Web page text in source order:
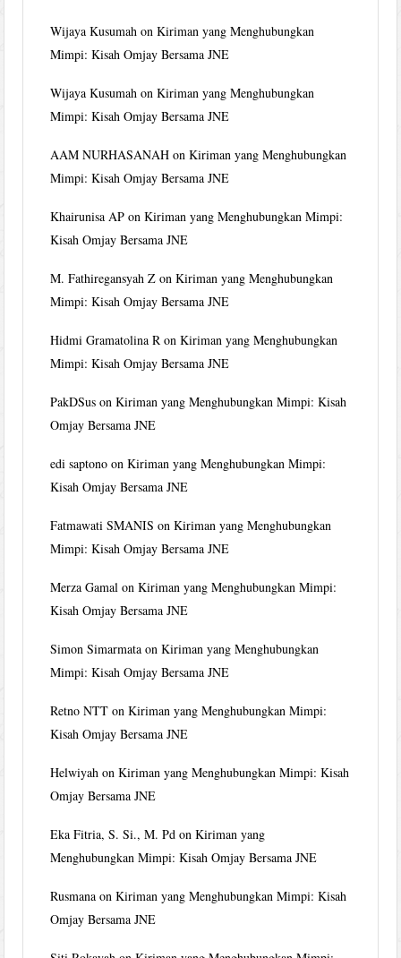
Wijaya Kusumah onKiriman yang Menghubungkan
Mimpi: Kisah Omjay Bersama JNE
Wijaya Kusumah onKiriman yang Menghubungkan
Mimpi: Kisah Omjay Bersama JNE
AAM NURHASANAH onKiriman yang Menghubungkan
Mimpi: Kisah Omjay Bersama JNE
Khairunisa AP onKiriman yang Menghubungkan Mimpi:
Kisah Omjay Bersama JNE
M. Fathiregansyah Z onKiriman yang Menghubungkan
Mimpi: Kisah Omjay Bersama JNE
Hidmi Gramatolina R onKiriman yang Menghubungkan
Mimpi: Kisah Omjay Bersama JNE
PakDSus onKiriman yang Menghubungkan Mimpi: Kisah
Omjay Bersama JNE
edi saptono onKiriman yang Menghubungkan Mimpi:
Kisah Omjay Bersama JNE
Fatmawati SMANIS onKiriman yang Menghubungkan
Mimpi: Kisah Omjay Bersama JNE
Merza Gamal onKiriman yang Menghubungkan Mimpi:
Kisah Omjay Bersama JNE
Simon Simarmata onKiriman yang Menghubungkan
Mimpi: Kisah Omjay Bersama JNE
Retno NTT onKiriman yang Menghubungkan Mimpi:
Kisah Omjay Bersama JNE
Helwiyah onKiriman yang Menghubungkan Mimpi: Kisah
Omjay Bersama JNE
Eka Fitria, S. Si., M. Pd onKiriman yang
Menghubungkan Mimpi: Kisah Omjay Bersama JNE
Rusmana onKiriman yang Menghubungkan Mimpi: Kisah
Omjay Bersama JNE